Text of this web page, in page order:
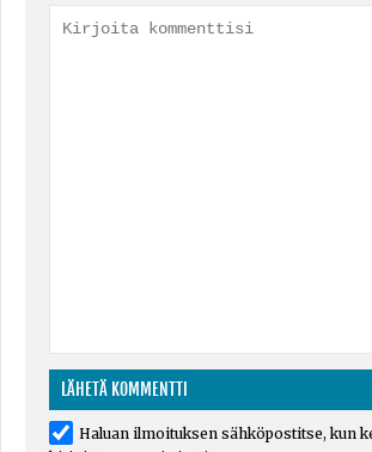
Haluan ilmoituksen sähköpostitse, kun